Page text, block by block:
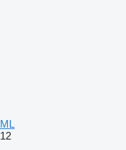
ML
12